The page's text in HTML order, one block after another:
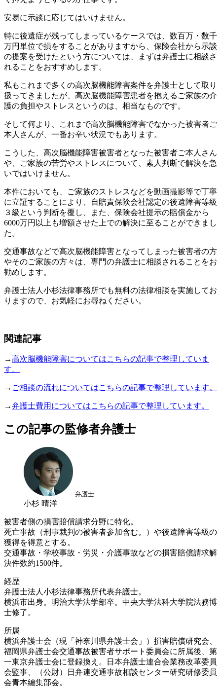
安易に示談に応じてはいけません。
特に後遺症が残ってしまっているケースでは、数百万・数千
万円単位で損をすることがありますから、保険会社から示談
の提案を受けたという方については、まずは弁護士に相談さ
れることをおすすめします。
私もこれまで多くの高次脳機能障害案件を弁護士として取り
扱ってきましたが、高次脳機能障害患者を抱えるご家族の介
護の負担やストレスというのは、相当なものです。
そして何より、これまで高次脳機能障害でなかった被害者ご
本人さんが、一番お辛い状況でもあります。
こうした、高次脳機能障害被害者となった被害者ご本人さん
や、ご家族の苦労やストレスについて、素人判断で解決を急
いではいけません。
本件においても、ご家族のストレスなどを動画撮影等で丁寧
に立証することにより、自賠責保険会社認定の後遺障害等級
３級という判断を覆し、また、保険会社提示の賠償金から
6000万円以上も増額させた上での解決に至ることができまし
た。
交通事故などで高次脳機能障害となってしまった被害者の方
やそのご家族の方々は、専門の弁護士に相談されることをお
勧めします。
弁護士法人小杉法律事務所でも無料の法律相談を実施してお
りますので、お気軽にお尋ねください。
関連記事
→高次脳機能障害についてはこちらの記事で整理していま
す。
→ ご相談の流れについてはこちらの記事で整理しています。
→弁護士費用についてはこちらの記事で整理しています。
この記事の監修者弁護士
弁護士
小杉 晴洋
被害者側の損害賠償請求分野に特化。
死亡事故（刑事裁判の被害者参加含む。）や後遺障害等級の
獲得を得意とする。
交通事故・学校事故・労災・介護事故などの損害賠償請求解
決件数約1500件。
経歴
弁護士法人小杉法律事務所代表弁護士。
横浜市出身。明治大学法学部卒。中央大学法科大学院法務博
士修了。
所属
横浜弁護士会（現「神奈川県弁護士会」）損害賠償研究会、
福岡県弁護士会交通事故被害者サポート委員会に所属後、第
一東京弁護士会に登録換え。日本弁護士連合会業務改革委員
会監事、（公財）日弁連交通事故相談センター研究研修委員
会青本編集部会。